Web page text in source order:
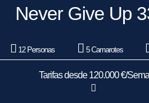
Never Give Up
12 Personas 5 Camarotes
Tarifas desde 120.000 €/